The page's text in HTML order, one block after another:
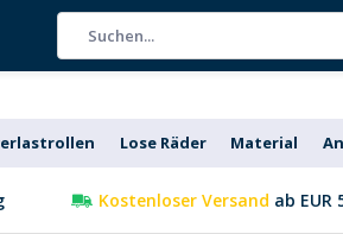
Lose Räder Material
Kostenloser Versand ab EUR